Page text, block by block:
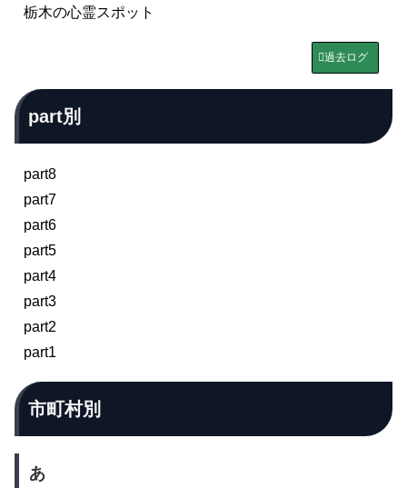
栃木の心霊スポット
過去ログ
part別
part8
part7
part6
part5
part4
part3
part2
part1
市町村別
あ